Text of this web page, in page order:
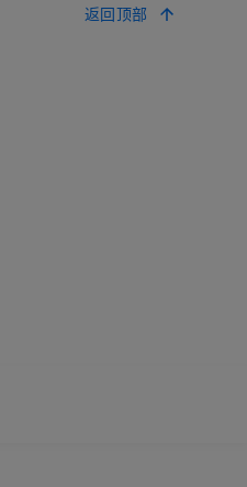
返回顶部